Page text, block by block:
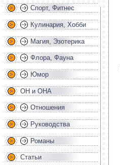
Спорт, Фитнес
Кулинария, Хобби
Магия, Эзотерика
Флора, Фауна
Юмор
ОН и ОНА
Отношения
Руководства
Романы
Статьи